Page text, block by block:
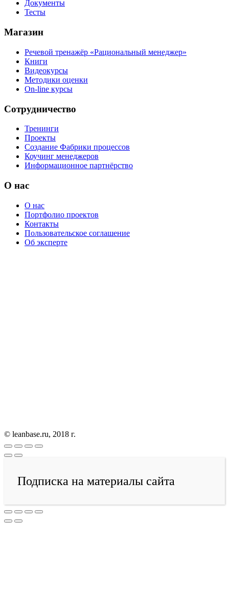
Документы
Тесты
Магазин
Речевой тренажёр «Рациональный менеджер»
Книги
Видеокурсы
Методики оценки
On-line курсы
Сотрудничество
Тренинги
Проекты
Создание Фабрики процессов
Коучинг менеджеров
Информационное партнёрство
О нас
О нас
Портфолио проектов
Контакты
Пользовательское соглашение
Об эксперте
© leanbase.ru, 2018 г.
Подписка на материалы сайта